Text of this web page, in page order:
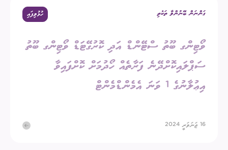
ގަންނަން ބޭނުންވާ ތަކެތި ހުޅުވިފައި
ވޯޓިންގ ބޫތު ސްޓޭންޑް އަދި ކޮރުގޭޓަޑް ވޯޓިންގ ބޫތު
ސަޕްލައިކޮށްދޭނެ ފަރާތެއް ހޯދުމަށް ކޮށްފައިވާ
އިޢުލާނުގެ 1 ވަނަ އެމެންޑްމެންޓް
16 ޖަނަވަރީ 2024